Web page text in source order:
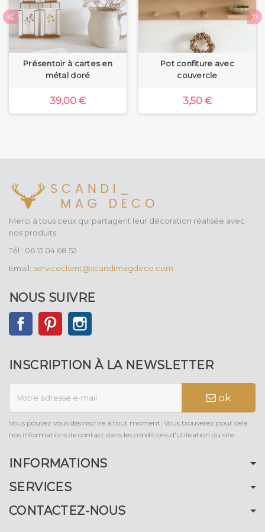
Présentoir à cartes en
métal doré
39,00 €
Pot confiture avec
couvercle
3,50 €
Merci à tous ceux qui partagent leur décoration réalisée avec
nos produits
Tél : 06 15 04 68 52
Email: serviceclient@scandimagdeco.com
NOUS SUIVRE
FacebookPinterest
INSCRIPTION À LA NEWSLETTER
ok
Vous pouvez vous désinscrire à tout moment. Vous trouverez pour cela
nos informations de contact dans les conditions d'utilisation du site.
INFORMATIONS
SERVICES
CONTACTEZ-NOUS